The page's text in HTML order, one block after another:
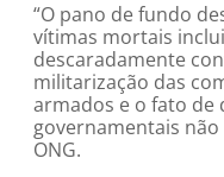
“O pano de fundo
vítimas mortais
descaradamente
militarização das
armados e o fato de
governamentais
ONG.